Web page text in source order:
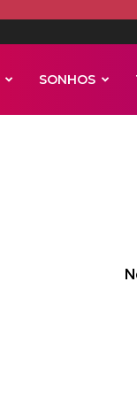
SONHOS